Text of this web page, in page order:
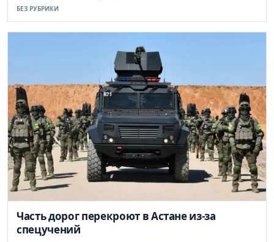
БЕЗ РУБРИКИ
Часть дорог перекроют в Астане из-за
спецучений